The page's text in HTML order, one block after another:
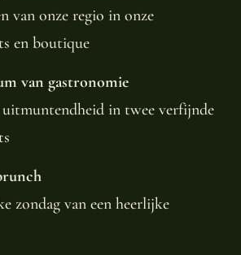
van onze regio in onze
en boutique
van gastronomie
in twee verfijnde
zondag van een heerlijke